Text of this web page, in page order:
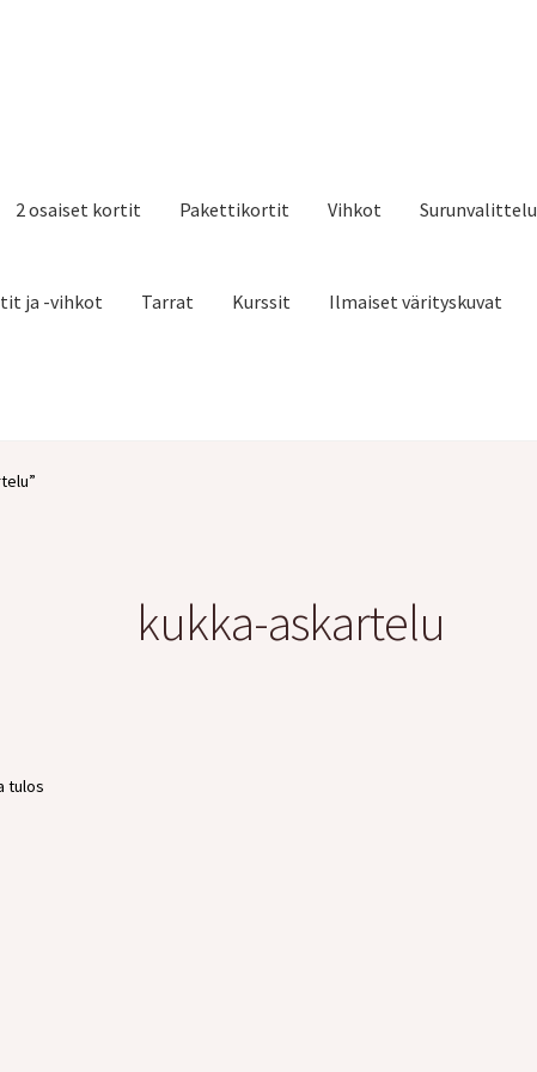
2 osaiset kortit Pakettikortit Vihkot Surunvalittelu
ja -vihkot Tarrat Kurssit Ilmaiset värityskuvat
kukka-askartelu
tulos